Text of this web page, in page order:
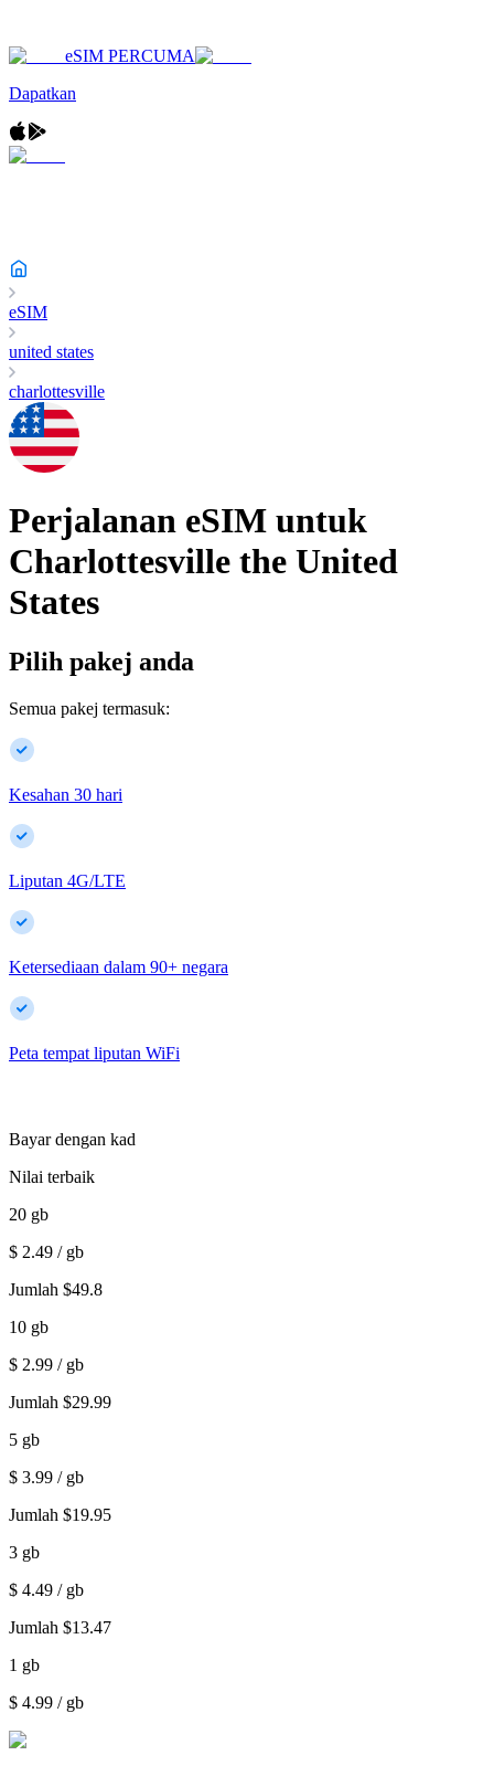
eSIM PERCUMA
Dapatkan
eSIM
united states
charlottesville
Perjalanan eSIM untuk
Charlottesville the United
States
Pilih pakej anda
Semua pakej termasuk:
Kesahan 30 hari
Liputan 4G/LTE
Ketersediaan dalam 90+ negara
Peta tempat liputan WiFi
Bayar dengan kad
Nilai terbaik
20 gb
$ 2.49 / gb
Jumlah $49.8
10 gb
$ 2.99 / gb
Jumlah $29.99
5 gb
$ 3.99 / gb
Jumlah $19.95
3 gb
$ 4.49 / gb
Jumlah $13.47
1 gb
$ 4.99 / gb